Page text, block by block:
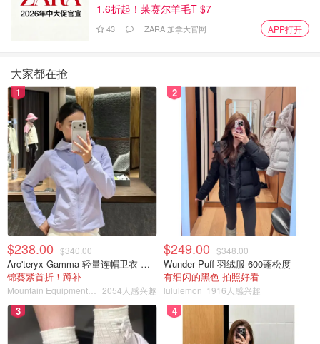
大家还有什么遛娃不废妈的好地方可以推荐吗？
原创之星
1.6折起！莱赛尔羊毛T $7
43 ZARA 加拿大官网 APP打开
大家都在抢
1
$238.00 $340.00
Arc'teryx Gamma 轻量连帽卫衣 女款
锦葵紫首折！蹲补
2054人感兴趣
2
$249.00 $348.00
Wunder Puff 羽绒服 600蓬松度
有细闪的黑色 拍照好看
lululemon 1916人感兴趣
3 4